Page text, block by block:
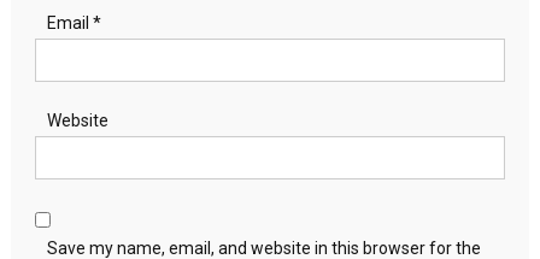
Email *
Website
Save my name, email, and website in this browser for the